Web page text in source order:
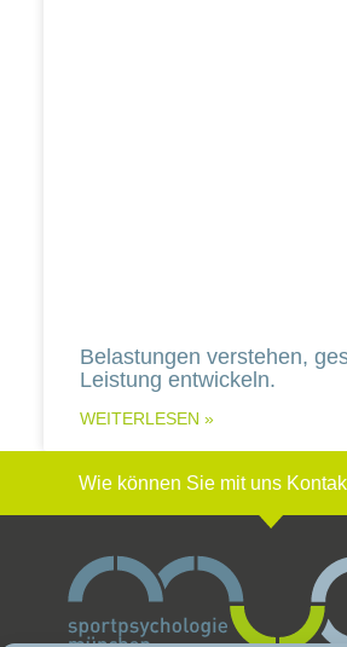
Belastungen verstehen,
Leistung entwickeln.
WEITERLESEN »
Wie können Sie mit uns